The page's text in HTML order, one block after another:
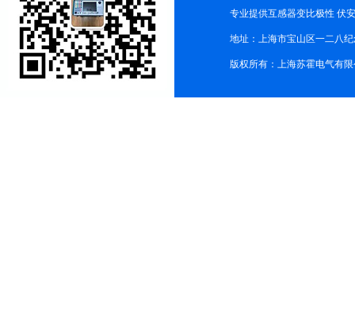
专业提供互感器变比极性 伏
地址：上海市宝山区一二八纪
版权所有：上海苏霍电气有